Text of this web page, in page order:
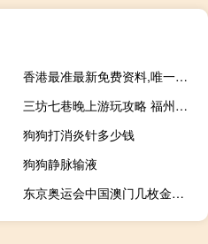
香港最准最新免费资料,唯一精选解释落实_The77.31.77
三坊七巷晚上游玩攻略 福州三坊七巷旅游攻略
狗狗打消炎针多少钱
狗狗静脉输液
东京奥运会中国澳门几枚金牌 东京奥运会中国奖牌榜